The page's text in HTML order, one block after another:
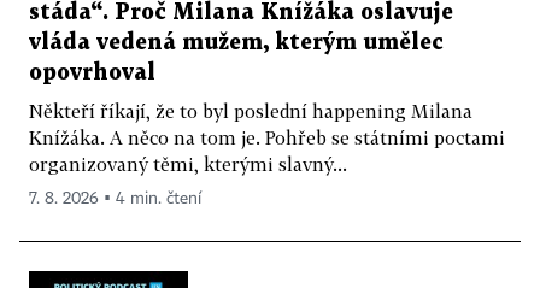
stáda“. Proč Milana Knížáka oslavuje
vláda vedená mužem, kterým umělec
opovrhoval
Někteří říkají, že to byl poslední happening Milana
Knížáka. A něco na tom je. Pohřeb se státními poctami
organizovaný těmi, kterými slavný...
7. 8. 2026 ▪ 4 min. čtení